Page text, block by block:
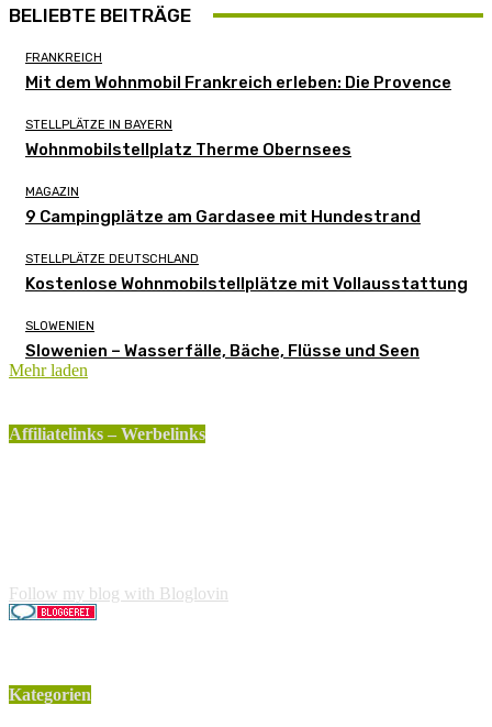
BELIEBTE BEITRÄGE
FRANKREICH
Mit dem Wohnmobil Frankreich erleben: Die Provence
STELLPLÄTZE IN BAYERN
Wohnmobilstellplatz Therme Obernsees
MAGAZIN
9 Campingplätze am Gardasee mit Hundestrand
STELLPLÄTZE DEUTSCHLAND
Kostenlose Wohnmobilstellplätze mit Vollausstattung
SLOWENIEN
Slowenien – Wasserfälle, Bäche, Flüsse und Seen
Mehr laden
Affiliatelinks – Werbelinks
Follow my blog with Bloglovin
Kategorien